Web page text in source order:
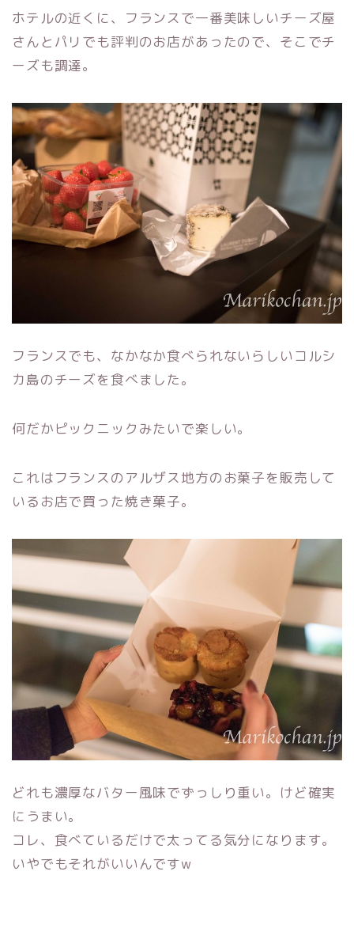
ホテルの近くに、フランスで一番美味しいチーズ屋
さんとパリでも評判のお店があったので、そこでチ
ーズも調達。
フランスでも、なかなか食べられないらしいコルシ
カ島のチーズを食べました。
何だかピックニックみたいで楽しい。
これはフランスのアルザス地方のお菓子を販売して
いるお店で買った焼き菓子。
どれも濃厚なバター風味でずっしり重い。けど確実
にうまい。
コレ、食べているだけで太ってる気分になります。
いやでもそれがいいんですw